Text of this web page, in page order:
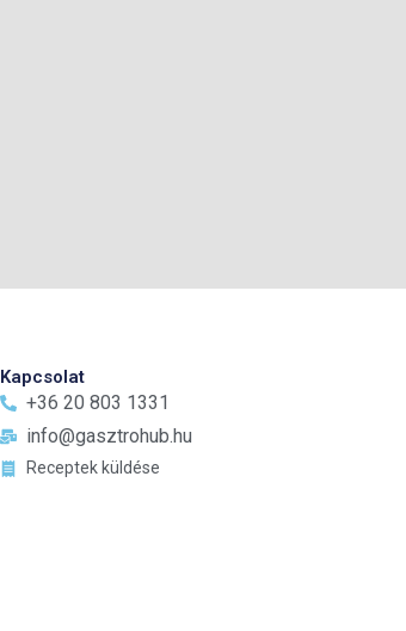
Kapcsolat
+36 20 803 1331
info@gasztrohub.hu
Receptek küldése